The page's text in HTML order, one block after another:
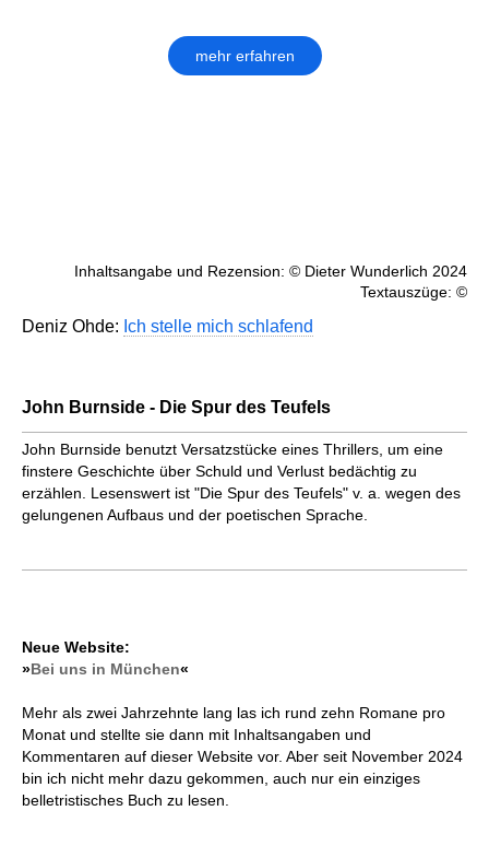
mehr erfahren
Inhaltsangabe und Rezension: © Dieter Wunderlich 2024
Textauszüge: ©
Deniz Ohde: Ich stelle mich schlafend
John Burnside - Die Spur des Teufels
John Burnside benutzt Versatzstücke eines Thrillers, um eine
finstere Geschichte über Schuld und Verlust bedächtig zu
erzählen. Lesenswert ist "Die Spur des Teufels" v. a. wegen des
gelungenen Aufbaus und der poetischen Sprache.
Neue Website:
»Bei uns in München«
Mehr als zwei Jahrzehnte lang las ich rund zehn Romane pro
Monat und stellte sie dann mit Inhaltsangaben und
Kommentaren auf dieser Website vor. Aber seit November 2024
bin ich nicht mehr dazu gekommen, auch nur ein einziges
belletristisches Buch zu lesen.